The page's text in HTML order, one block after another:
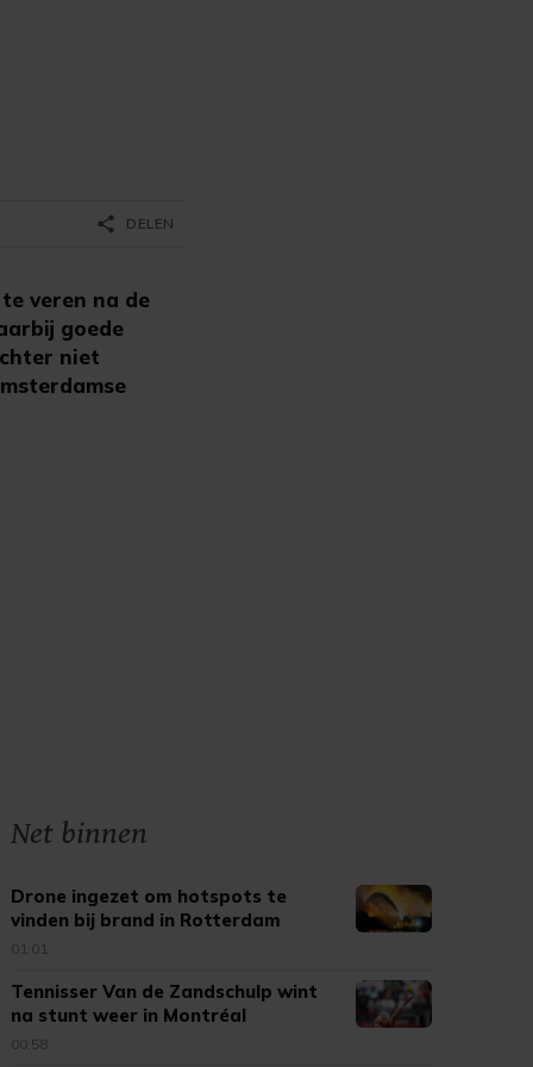
veren na de
goede
niet
share DELEN
Net binnen
Drone ingezet om hotspots te
vinden bij brand in Rotterdam
01:01
Tennisser Van de Zandschulp wint
na stunt weer in Montréal
00:58